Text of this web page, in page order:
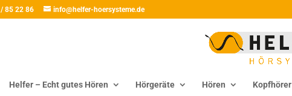
85 22 86 info@helfer-hoersysteme.de
Helfer – Echt gutes Hören Hörgeräte Hören Kopfhörer